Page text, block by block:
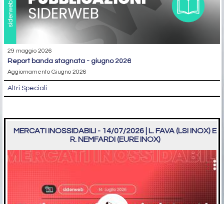
29 maggio 2026
report banda stagnata - giugno 2026
Aggiornamento Giugno 2026
Altri Speciali
MERCATI INOSSIDABILI - 14/07/2026 | L. FAVA (LSI INOX) E
R. NEMFARDI (EURE INOX)